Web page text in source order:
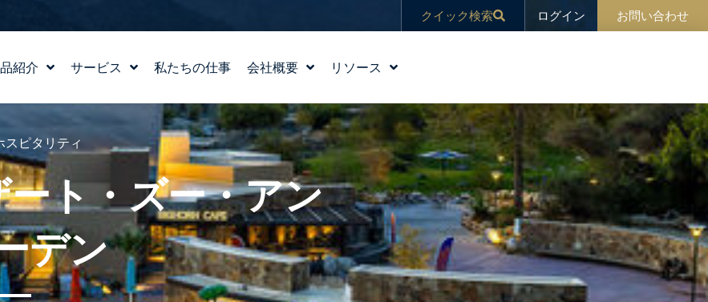
クイック検索 ログイン お問い合わせ
紹介 サービス
水場のデザイン
WATERLAB™
製品および技術サポート
私たちの仕事 会社概要
ストーリー
私たちの価値観
チーム紹介
採用情報
リソース
教育
ブログ
ニュース
スピタリティ
ト・ズー・アン
デン